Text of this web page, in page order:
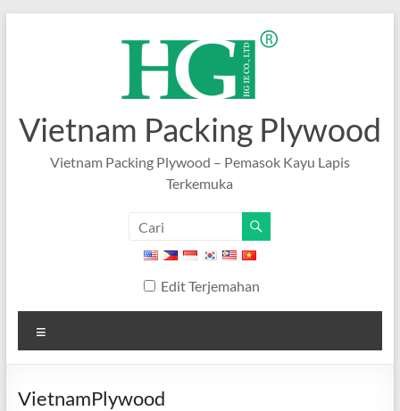
Vietnam Packing Plywood
Vietnam Packing Plywood – Pemasok Kayu Lapis
Terkemuka
Edit Terjemahan
bisa
VietnamPlywood